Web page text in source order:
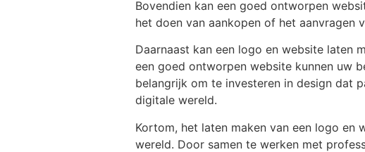
Bovendien kan een goed ontworpen
het doen van aankopen of het aanvragen
Daarnaast kan een logo en website laten
een goed ontworpen website kunnen uw
belangrijk om te investeren in design dat
digitale wereld.
Kortom, het laten maken van een logo en
wereld. Door samen te werken met